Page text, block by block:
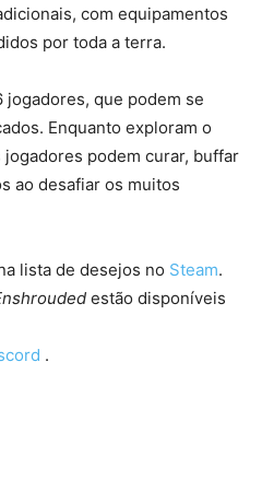
com equipamentos
por toda a terra.
jogadores, que podem se
Enquanto exploram o
podem curar, buffar
ao desafiar os muitos
lista de desejos no Steam.
estão disponíveis
.